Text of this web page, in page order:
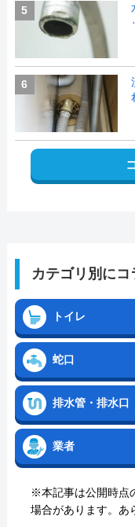
5
6
カテゴリ別に
トイレ
蛇口
排水管・排水口
業者
※本記事は公開時点
場合があります。あ